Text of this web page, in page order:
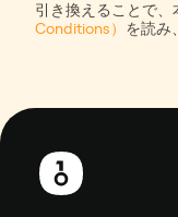
引き換えることで
Conditions） を読み
フ